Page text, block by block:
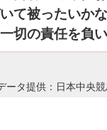
て被ったいか
切の責任を負い
ータ提供：日本中央競